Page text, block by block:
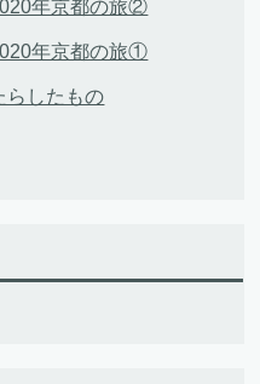
年京都の旅②
年京都の旅①
らしたもの